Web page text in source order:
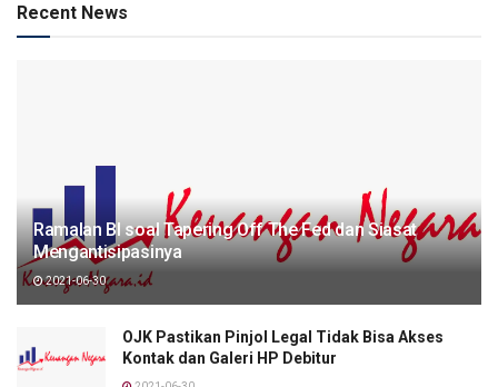
Recent News
Ramalan BI soal Tapering Off The Fed dan Siasat
Mengantisipasinya
2021-06-30
OJK Pastikan Pinjol Legal Tidak Bisa Akses
Kontak dan Galeri HP Debitur